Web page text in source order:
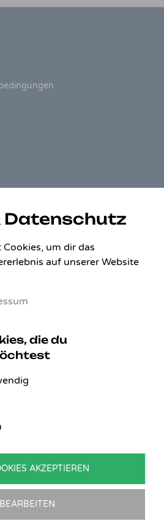
Datenschutz
um dir das
auf unserer Website
die du
AKZEPTIEREN
BEARBEITEN